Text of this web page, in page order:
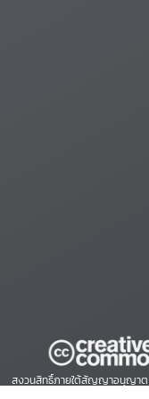
สงวนสิทธิ์ภายใต้สัญญาอนุญา